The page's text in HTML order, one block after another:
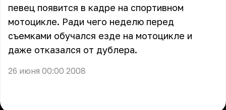
певец появится в кадре на спортивном
мотоцикле. Ради чего неделю перед
съемками обучался езде на мотоцикле и
даже отказался от дублера.
26 июня 00:00 2008